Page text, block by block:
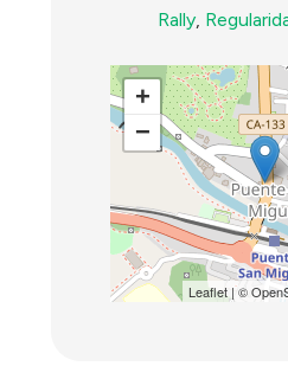
Rally,
+
−
Leaflet| ©